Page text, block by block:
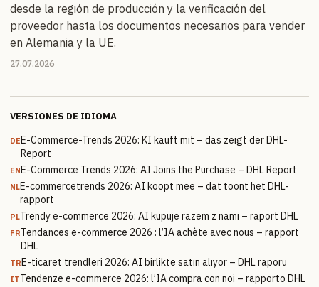
desde la región de producción y la verificación del
proveedor hasta los documentos necesarios para vender
en Alemania y la UE.
27.07.2026
VERSIONES DE IDIOMA
DEE-Commerce-Trends 2026: KI kauft mit – das zeigt der DHL-
Report
ENE-Commerce Trends 2026: AI Joins the Purchase – DHL Report
NLE-commercetrends 2026: AI koopt mee – dat toont het DHL-
rapport
PLTrendy e-commerce 2026: AI kupuje razem z nami – raport DHL
FRTendances e-commerce 2026 : l’IA achète avec nous – rapport
DHL
TRE-ticaret trendleri 2026: AI birlikte satın alıyor – DHL raporu
ITTendenze e-commerce 2026: l’IA compra con noi – rapporto DHL